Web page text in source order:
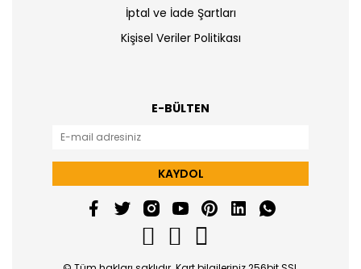
İptal ve İade Şartları
Kişisel Veriler Politikası
E-BÜLTEN
KAYDOL